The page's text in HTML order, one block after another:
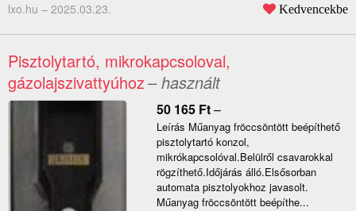
lxo.hu – 2025.03.23. Kedvencekbe
Pisztolytartó, mikrokapcsoloval,
gázolajszivattyúhoz– használt
50 165 Ft–
Leírás Műanyag fröccsöntött beépíthető
pisztolytartó konzol,
mikrókapcsolóval.Belülről csavarokkal
rögzíthető.Időjárás álló.Elsősorban
automata pisztolyokhoz javasolt.
Műanyag fröccsöntött beépíthe...